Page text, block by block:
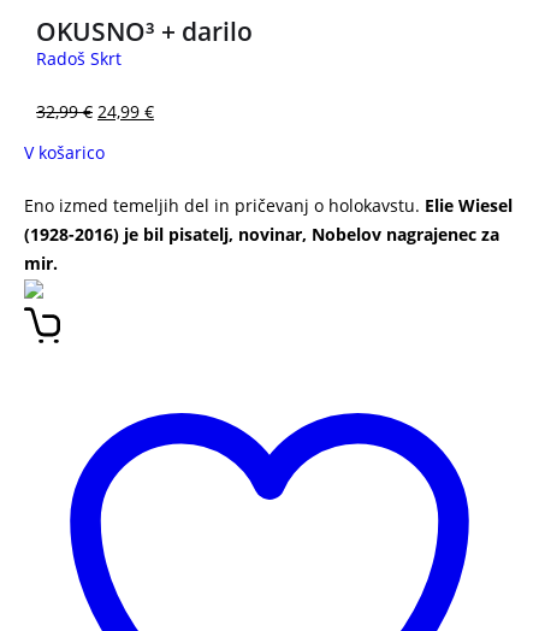
OKUSNO³ + darilo
Radoš Skrt
32,99€ 24,99 €
V košarico
Eno izmed temeljih del in pričevanj o holokavstu. Elie Wiesel
(1928-2016) je bil pisatelj, novinar, Nobelov nagrajenec za
mir.